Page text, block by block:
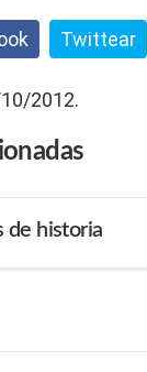
Twittear
2012.
de historia